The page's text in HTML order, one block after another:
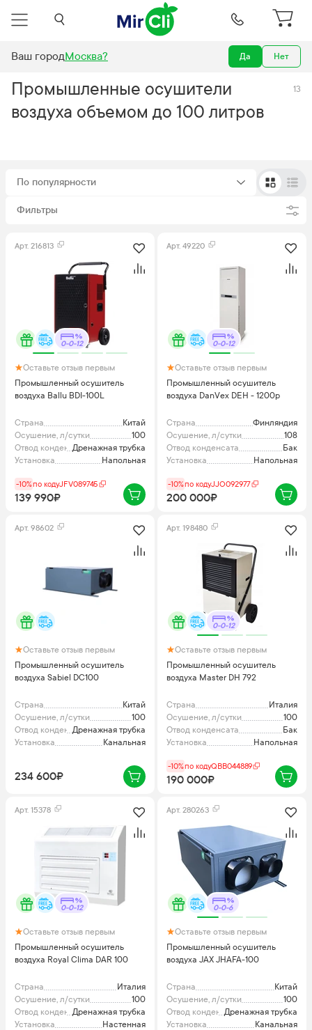
Ваш городМосква? Да Нет
воздухаПромышленные осушители воздуха 100 литров
Промышленные осушители
воздуха объемом до 100 литров
13
По популярности
Фильтры
Арт. 216813
0-0-12
Оставьте отзыв первым
Промышленный осушитель
воздуха Ballu BDI-100L
Страна
Китай
Осушение, л/сутки
100
Отвод конденсатаДренажная трубка
Установка
Напольная
-10%по кодуJFV089745
139 990₽
Арт. 49220
0-0-12
Оставьте отзыв первым
Промышленный осушитель
воздуха DanVex DEH - 1200p
Страна
Финляндия
Осушение, л/сутки
108
Отвод конденсата
Бак
Установка
Напольная
-10%по кодуJJO092977
200 000₽
Арт. 98602
Оставьте отзыв первым
Промышленный осушитель
воздуха Sabiel DC100
Страна
Китай
Осушение, л/сутки
100
Отвод конденсатаДренажная трубка
Установка
Канальная
234 600₽
Арт. 198480
0-0-12
Оставьте отзыв первым
Промышленный осушитель
воздуха Master DH 792
Страна
Италия
Осушение, л/сутки
100
Отвод конденсата
Бак
Установка
Напольная
-10%по кодуQBB044889
190 000₽
Арт. 15378
0-0-12
Оставьте отзыв первым
Промышленный осушитель
воздуха Royal Clima DAR 100
Страна
Италия
Осушение, л/сутки
100
Отвод конденсатаДренажная трубка
Установка
Настенная
Арт. 280263
0-0-6
Оставьте отзыв первым
Промышленный осушитель
воздуха JAX JHAFA-100
Страна
Китай
Осушение, л/сутки
100
Отвод конденсатаДренажная трубка
Установка
Канальная